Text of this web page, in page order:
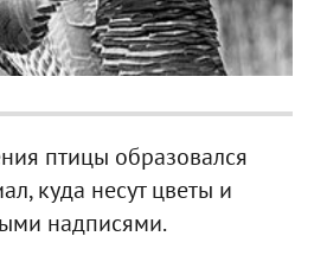
птицы образовался
куда несут цветы и
надписями.